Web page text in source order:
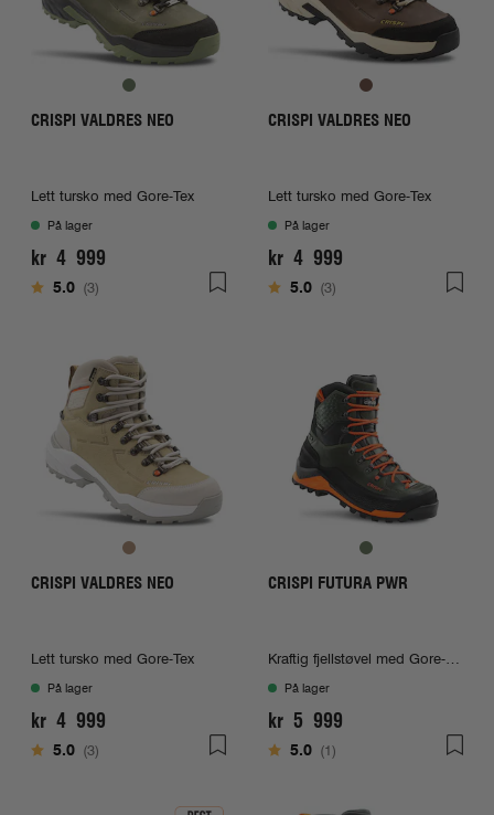
CRISPI VALDRES NEO
Lett tursko med Gore-Tex
På lager
kr 4 999
Karakter:
5.0(3)
CRISPI VALDRES NEO
Lett tursko med Gore-Tex
På lager
kr 4 999
Karakter:
5.0(3)
CRISPI VALDRES NEO
Lett tursko med Gore-Tex
På lager
kr 4 999
Karakter:
5.0(3)
CRISPI FUTURA PWR
Kraftig fjellstøvel med Gore-Tex
På lager
kr 5 999
Karakter:
5.0(1)